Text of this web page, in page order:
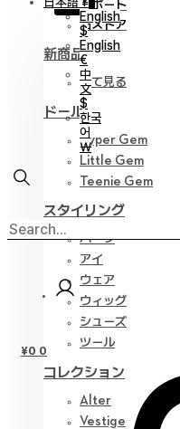
サポート
旧ストア
新商品
全て見る
ドール
Hyper Gem
Little Gem
Teenie Gem
スタイリング
パーツ
アイ
ウェア
ウィッグ
シューズ
ツール
コレクション
Alter
Vestige
English
$
English
€
中
文
$
한국
어
￦
¥0 0